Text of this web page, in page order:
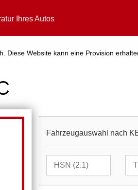
Ihres Autos
Diese Website kann eine Provision
Fahrzeugauswahl nach